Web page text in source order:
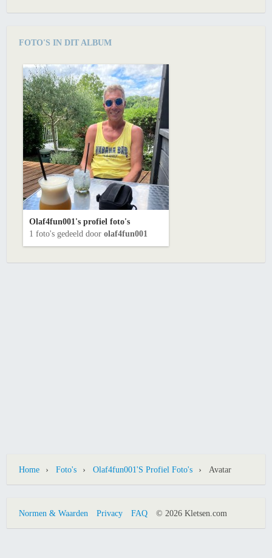
FOTO'S IN DIT ALBUM
Olaf4fun001's profiel foto's
1 foto's gedeeld door olaf4fun001
Home › Foto's › Olaf4fun001's Profiel Foto's › Avatar
Normen & Waarden Privacy FAQ © 2026 Kletsen.com